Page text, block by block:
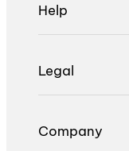
Help
Legal
Company